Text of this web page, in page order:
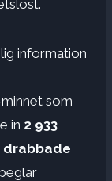
information
som
in 2 933
drabbade